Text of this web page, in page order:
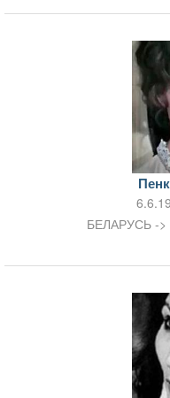
БЕЛАРУСЬ ->